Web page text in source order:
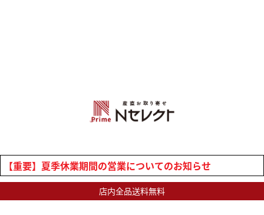
【重要】夏季休業期間の営業についてのお知らせ
店内全品送料無料